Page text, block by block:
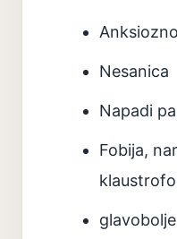
Nesanica
Napadi
Fobija,
glavobolje